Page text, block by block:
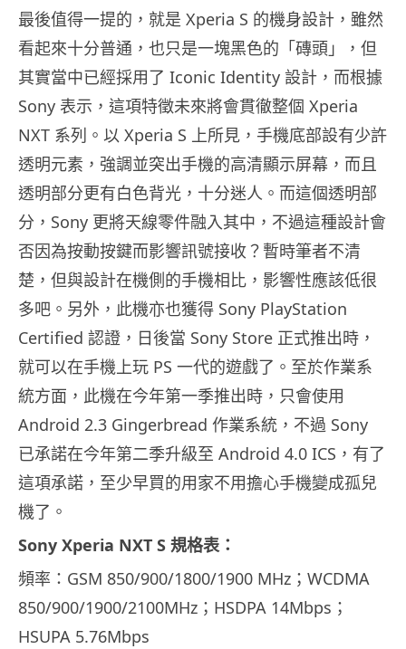
最後值得一提的，就是 Xperia S 的機身設計，雖然
看起來十分普通，也只是一塊黑色的「磚頭」，但
其實當中已經採用了 Iconic Identity 設計，而根據
Sony 表示，這項特徵未來將會貫徹整個 Xperia
NXT 系列。以 Xperia S 上所見，手機底部設有少許
透明元素，強調並突出手機的高清顯示屏幕，而且
透明部分更有白色背光，十分迷人。而這個透明部
分，Sony 更將天線零件融入其中，不過這種設計會
否因為按動按鍵而影響訊號接收？暫時筆者不清
楚，但與設計在機側的手機相比，影響性應該低很
多吧。另外，此機亦也獲得 Sony PlayStation
Certified 認證，日後當 Sony Store 正式推出時，
就可以在手機上玩 PS 一代的遊戲了。至於作業系
統方面，此機在今年第一季推出時，只會使用
Android 2.3 Gingerbread 作業系統，不過 Sony
已承諾在今年第二季升級至 Android 4.0 ICS，有了
這項承諾，至少早買的用家不用擔心手機變成孤兒
機了。
Sony Xperia NXT S 規格表：
頻率：GSM 850/900/1800/1900 MHz；WCDMA
850/900/1900/2100MHz；HSDPA 14Mbps；
HSUPA 5.76Mbps